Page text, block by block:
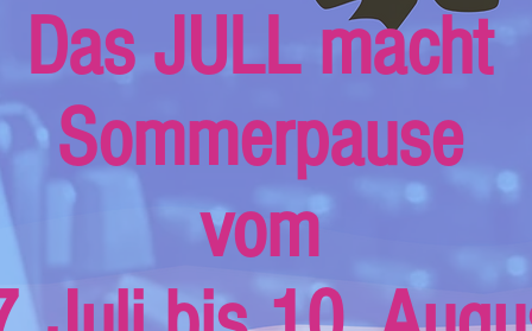
Das JULL macht
Sommerpause
vom